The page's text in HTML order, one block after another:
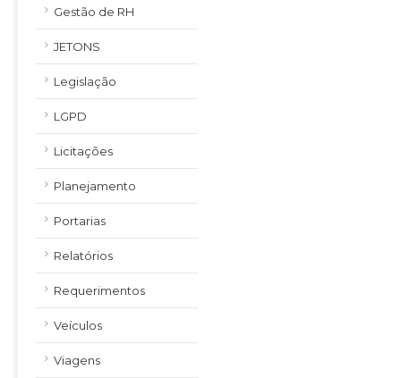
Gestão de RH
JETONS
Legislação
LGPD
Licitações
Planejamento
Portarias
Relatórios
Requerimentos
Veículos
Viagens